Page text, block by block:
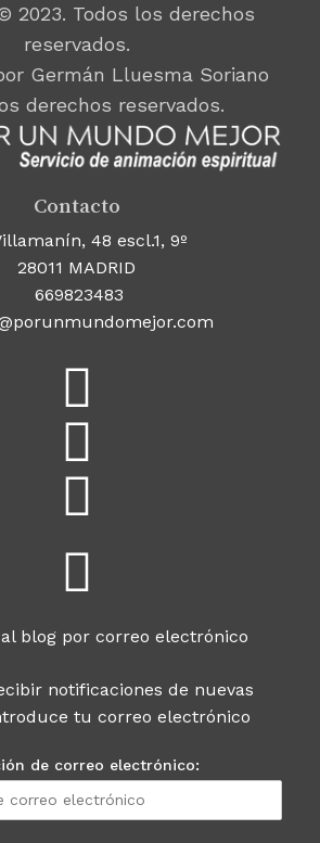
2023. Todos los derechos
reservados.
Germán Lluesma Soriano
derechos reservados.
Contacto
48 escl.1, 9º
28011 MADRID
669823483
blog por correo electrónico
notificaciones de nuevas
tu correo electrónico
de correo electrónico: